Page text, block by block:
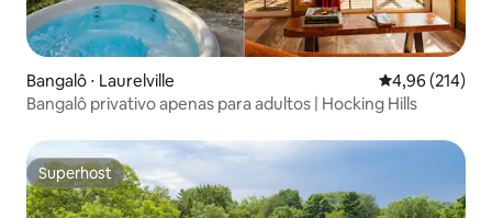
Bangalô ⋅ Laurelville 4,96 de uma
4,96 (214)
Bangalô privativo apenas para adultos | Hocking Hills
Superhost
Superhost